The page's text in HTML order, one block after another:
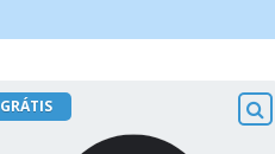
GRÁTIS